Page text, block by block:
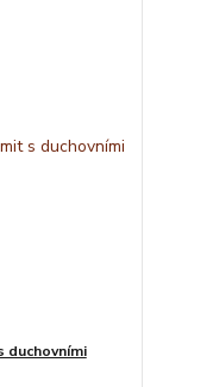
duchovními